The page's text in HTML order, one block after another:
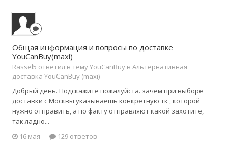
Общая информация и вопросы по доставке
YouCanBuy(maxi)
Rassel5 ответил в тему YouCanBuy в Альтернативная
доставка YouCanBuy (maxi)
Добрый день. Подскажите пожалуйста. зачем при выборе
доставки с Москвы указываешь конкретную тк , которой
нужно отправить, а по факту отправляют какой захотите,
так ладно...
16 мая
129 ответов